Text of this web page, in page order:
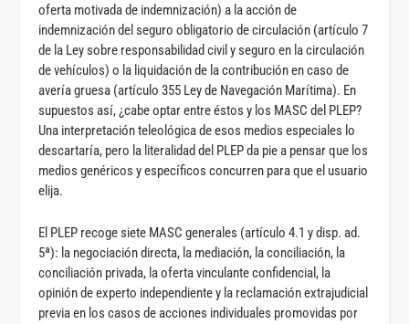
oferta motivada de indemnización) a la acción de
indemnización del seguro obligatorio de circulación (artículo 7
de la Ley sobre responsabilidad civil y seguro en la circulación
de vehículos) o la liquidación de la contribución en caso de
avería gruesa (artículo 355 Ley de Navegación Marítima). En
supuestos así, ¿cabe optar entre éstos y los MASC del PLEP?
Una interpretación teleológica de esos medios especiales lo
descartaría, pero la literalidad del PLEP da pie a pensar que los
medios genéricos y específicos concurren para que el usuario
elija.
El PLEP recoge siete MASC generales (artículo 4.1 y disp. ad.
5ª): la negociación directa, la mediación, la conciliación, la
conciliación privada, la oferta vinculante confidencial, la
opinión de experto independiente y la reclamación extrajudicial
previa en los casos de acciones individuales promovidas por